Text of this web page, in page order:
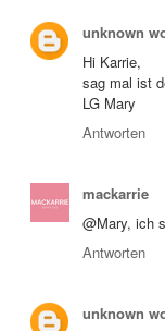
unknown
Hi Karrie,
sag mal ist
LG Mary
Antworten
mackarrie
@Mary, ich
Antworten
unknown